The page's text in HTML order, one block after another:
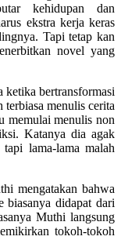
kehidupan dan
ekstra kerja keras
Tapi tetap kan
novel yang
bertransformasi
menulis cerita
memulai menulis non
Katanya dia agak
lama-lama malah
mengatakan bahwa
biasanya didapat dari
Muthi langsung
tokoh-tokoh